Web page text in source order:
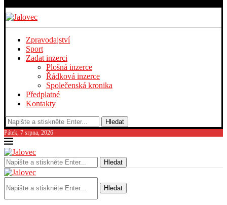
Zpravodajství
Sport
Zadat inzerci
Plošná inzerce
Řádková inzerce
Společenská kronika
Předplatné
Kontakty
Hledat
Pátek, 7 srpna, 2026
Hledat
Hledat